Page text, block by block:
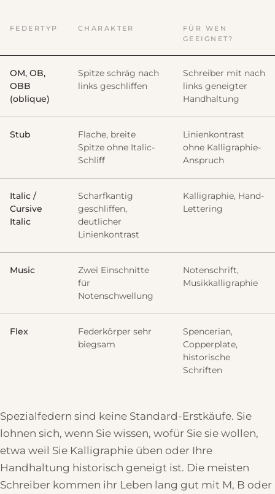
FEDERTYP CHARAKTER
FÜR WEN
GEEIGNET?
OM, OB,
OBB
(oblique)
Spitze schräg nach
links geschliffen
Schreiber mit nach
links geneigter
Handhaltung
Stub
Flache, breite
Spitze ohne Italic-
Schliff
Linienkontrast
ohne Kalligraphie-
Anspruch
Italic /
Cursive
Italic
Scharfkantig
geschliffen,
deutlicher
Linienkontrast
Kalligraphie, Hand-
Lettering
Music
Zwei Einschnitte
für
Notenschwellung
Notenschrift,
Musikkalligraphie
Flex
Federkörper sehr
biegsam
Spencerian,
Copperplate,
historische
Schriften
Spezialfedern sind keine Standard-Erstkäufe. Sie
lohnen sich, wenn Sie wissen, wofür Sie sie wollen,
etwa weil Sie Kalligraphie üben oder Ihre
Handhaltung historisch geneigt ist. Die meisten
Schreiber kommen ihr Leben lang gut mit M, B oder